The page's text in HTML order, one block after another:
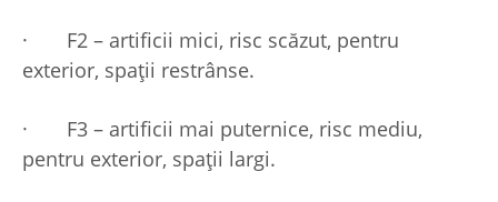
·
F2 – artificii mici, risc scăzut, pentru
exterior, spații restrânse.
·
F3 – artificii mai puternice, risc mediu,
pentru exterior, spații largi.